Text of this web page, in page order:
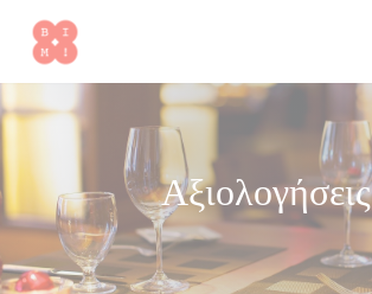
Αξιολογήσεις